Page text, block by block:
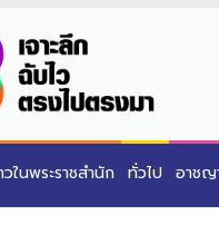
วในพระราชสำนัก ทั่วไป อาชญ